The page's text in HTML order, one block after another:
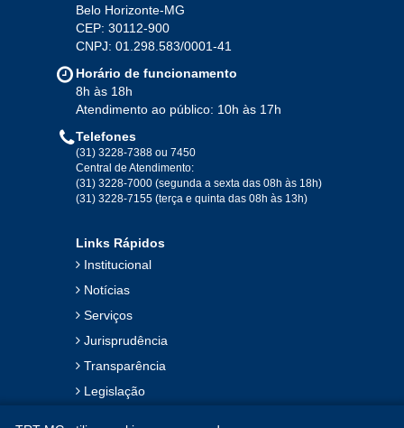
Set
2019
Fev Mar Abr Mai Jun
Jul
Fev
Set Out
Belo Horizonte-MG
CEP: 30112-900
CNPJ: 01.298.583/0001-41
Horário de funcionamento
8h às 18h
Atendimento ao público: 10h às 17h
Telefones
(31) 3228-7388 ou 7450
Central de Atendimento:
(31) 3228-7000 (segunda a sexta das 08h às 18h)
(31) 3228-7155 (terça e quinta das 08h às 13h)
Links Rápidos
Institucional
Notícias
Serviços
Jurisprudência
Transparência
Legislação